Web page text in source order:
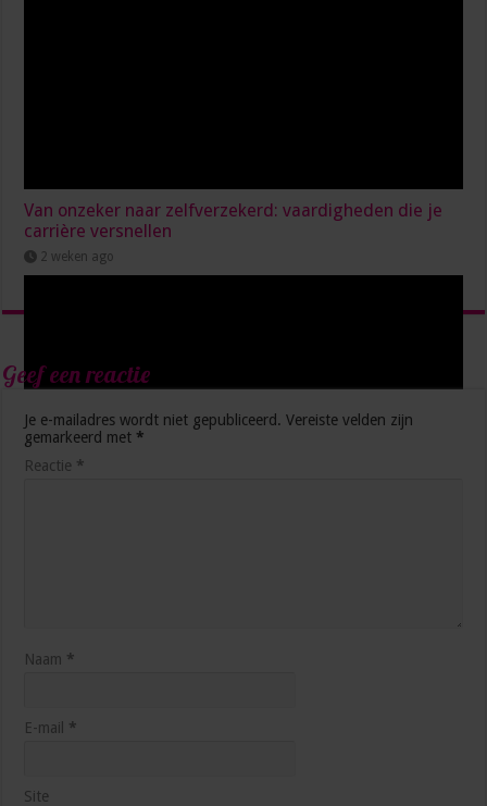
Van onzeker naar zelfverzekerd: vaardigheden die je
carrière versnellen
2 weken ago
Geef een reactie
Je e-mailadres wordt niet gepubliceerd. Vereiste velden zijn
gemarkeerd met *
Reactie *
Naam *
E-mail *
Site